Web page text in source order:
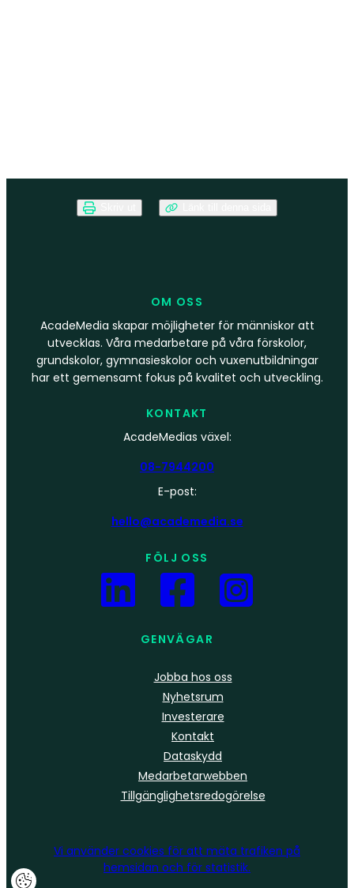
OM OSS
AcadeMedia skapar möjligheter för människor att
utvecklas. Våra medarbetare på våra förskolor,
grundskolor, gymnasieskolor och vuxenutbildningar
har ett gemensamt fokus på kvalitet och utveckling.
KONTAKT
AcadeMedias växel:
08-7944200
E-post:
hello@academedia.se
FÖLJ OSS
GENVÄGAR
Jobba hos oss
Nyhetsrum
Investerare
Kontakt
Dataskydd
Medarbetarwebben
Tillgänglighetsredogörelse
Vi använder cookies för att mäta trafiken på
hemsidan och för statistik.